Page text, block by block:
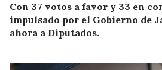
Con 37 votos a favor y 33 en
impulsado por el Gobierno de
ahora a Diputados.